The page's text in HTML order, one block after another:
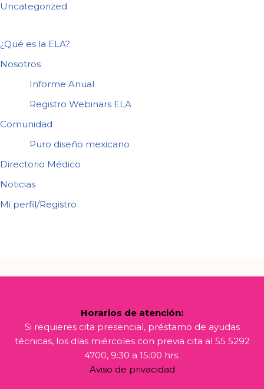
Uncategorized
¿Qué es la ELA?
Nosotros
Informe Anual
Registro Webinars ELA
Comunidad
Puro diseño mexicano
Directorio Médico
Noticias
Mi perfil/Registro
Horarios de atención:
Si requieres cita presencial, préstamo de ayudas
técnicas, los días miércoles con previa cita al 55 5292
4700, 9:30 a 15:00 hrs.
Aviso de privacidad